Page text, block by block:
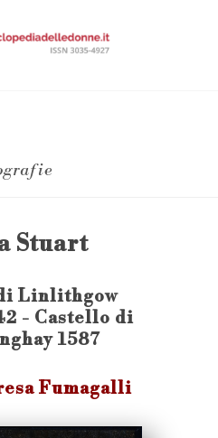
Stuart
Linlithgow
- Castello di
1587
Fumagalli